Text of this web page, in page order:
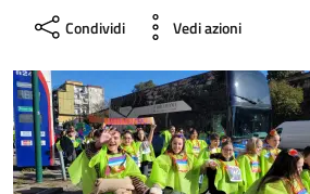
Condividi Vedi azioni